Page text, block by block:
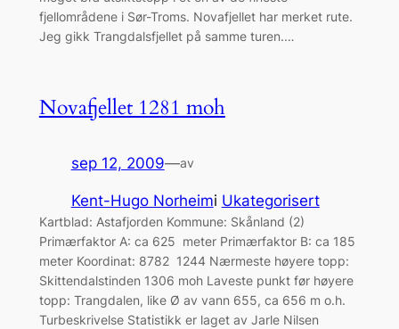
fjellområdene i Sør-Troms. Novafjellet har merket rute.
Jeg gikk Trangdalsfjellet på samme turen.…
Novafjellet 1281 moh
sep 12, 2009—av
Kent-Hugo Norheimi Ukategorisert
Kartblad: Astafjorden Kommune: Skånland (2)
Primærfaktor A: ca 625 meter Primærfaktor B: ca 185
meter Koordinat: 8782 1244 Nærmeste høyere topp:
Skittendalstinden 1306 moh Laveste punkt før høyere
topp: Trangdalen, like Ø av vann 655, ca 656 m o.h.
Turbeskrivelse Statistikk er laget av Jarle Nilsen